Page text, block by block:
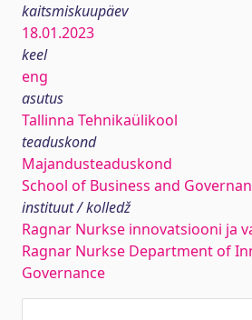
kaitsmiskuupäev
18.01.2023
keel
eng
asutus
Tallinna Tehnikaülikool
teaduskond
Majandusteaduskond
School of Business and
instituut / kolledž
Ragnar Nurkse innovatsiooni ja
Ragnar Nurkse Department of
Governance